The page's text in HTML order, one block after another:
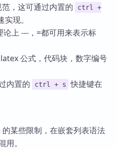
，这可通过内置的
ctrl +
现。
上 ---，=都可用来表示标
公式，代码块，数字编号
内置的
ctrl + s 快捷键在
某些限制，在嵌套列表语法
。